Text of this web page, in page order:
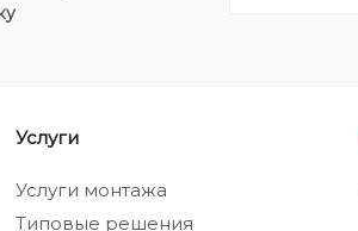
Услуги
Услуги монтажа
Типовые решения